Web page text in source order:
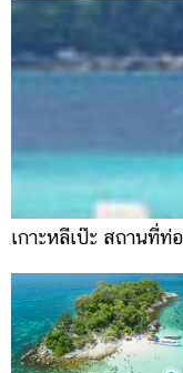
เกาะหลีเป๊ะ สถานที่ท่